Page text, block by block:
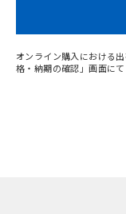
オンライン購入における
格・納期の確認」画面にて